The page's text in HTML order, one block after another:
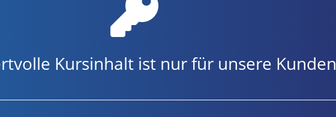
Kursinhalt ist nur für unsere Kunden